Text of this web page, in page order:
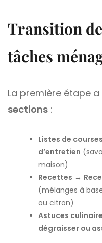
Transition
tâches
La première étape
sections :
Listes de courses
d’entretien
maison)
Recettes →
(mélanges à
ou citron)
Astuces
dégraisser ou